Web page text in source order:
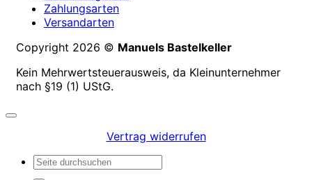
Zahlungsarten
Versandarten
Copyright 2026 © Manuels Bastelkeller
Kein Mehrwertsteuerausweis, da Kleinunternehmer
nach §19 (1) UStG.
Vertrag widerrufen
Suchen